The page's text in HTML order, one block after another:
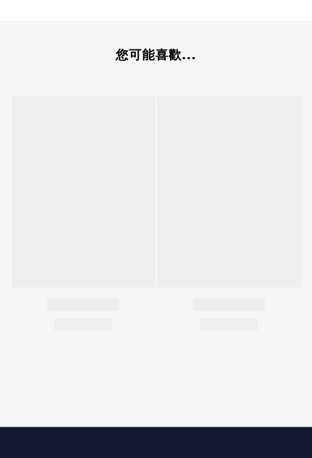
您可能喜歡...